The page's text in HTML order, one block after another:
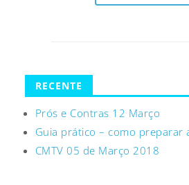
RECENTE
Prós e Contras 12 Março
Guia prático – como preparar
CMTV 05 de Março 2018